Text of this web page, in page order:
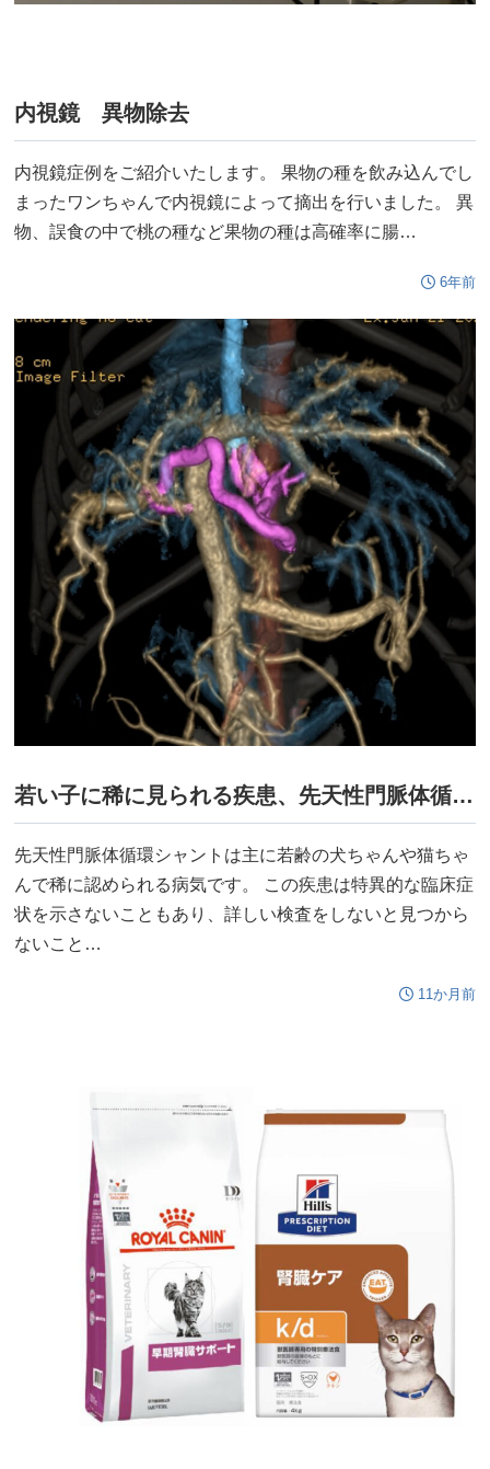
内視鏡 異物除去
内視鏡症例をご紹介いたします。 果物の種を飲み込んでし
まったワンちゃんで内視鏡によって摘出を行いました。 異
物、誤食の中で桃の種など果物の種は高確率に腸…
6年前
若い子に稀に見られる疾患、先天性門脈体循環シャントとは？ │ 早期発見や実際の治療法について
先天性門脈体循環シャントは主に若齢の犬ちゃんや猫ちゃ
んで稀に認められる病気です。 この疾患は特異的な臨床症
状を示さないこともあり、詳しい検査をしないと見つから
ないこと…
11か月前